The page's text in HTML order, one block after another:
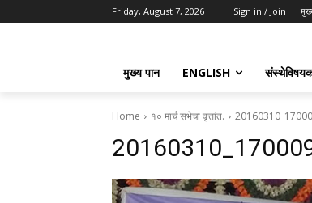
Friday, August 7, 2026 Sign in / Join
मुख्य पान ENGLISH
Home १० मार्च सभेचा वृत्तांत.